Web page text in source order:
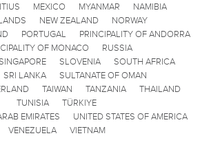
MEXICO MYANMAR
NAMIBIA
NEW ZEALAND
NORWAY
PORTUGAL
PRINCIPALITY OF ANDORRA
OF MONACO
RUSSIA
SLOVENIA
SOUTH AFRICA
SRI LANKA
SULTANATE OF OMAN
TAIWAN TANZANIA
THAILAND
TUNISIA
TÜRKIYE
EMIRATES
UNITED STATES OF AMERICA
VENEZUELA
VIETNAM